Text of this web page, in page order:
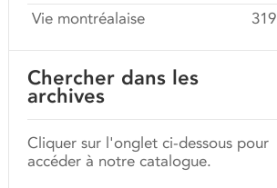
Vie montréalaise
319
Chercher dans les
archives
Cliquer sur l'onglet ci-dessous pour
accéder à notre catalogue.